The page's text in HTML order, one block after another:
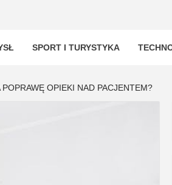
SPORT I TURYSTYKA
OPIEKI NAD PACJENTEM?